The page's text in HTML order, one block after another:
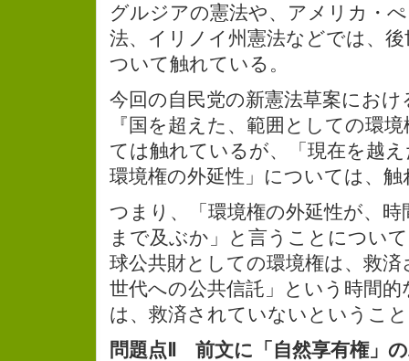
グルジアの憲法や、アメリカ・
法、イリノイ州憲法などでは、
ついて触れている。
今回の自民党の新憲法草案にお
『国を超えた、範囲としての環
ては触れているが、「現在を越
環境権の外延性」については、
つまり、「環境権の外延性が、
まで及ぶか」と言うことについ
球公共財としての環境権は、救
世代への公共信託」という時間
は、救済されていないというこ
問題点Ⅱ 前文に「自然享有権」